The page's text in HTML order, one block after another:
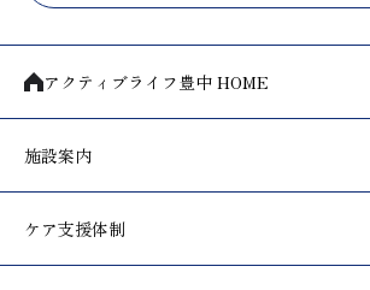
アクティブライフ豊中 HOME
施設案内
ケア支援体制